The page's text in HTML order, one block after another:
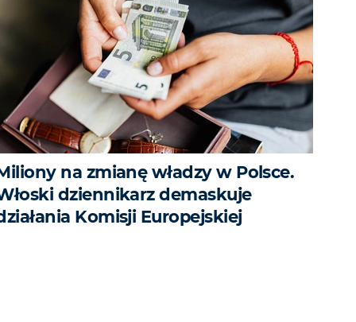
na zmianę władzy w Polsce.
dziennikarz demaskuje
Komisji Europejskiej